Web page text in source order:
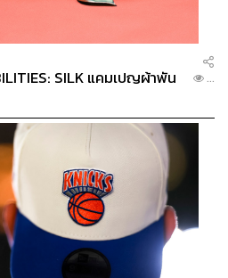
สบการณ์แปลกใหม่ แนะให้มา
DID – Dine in the Dark
มนูวาเลนไทน์ในความมืด เหมาะ
ษในการลิ้มรสอาหารหากไม่เคย
ย้ายร่างมานั่งชิลล์ฟังดนตรีสดต่อ
รือ Bar Su ที่มีแชร์ริ่งแพลตเตอร์
ยนโคลด์คัตให้ได้เลือกรับ
มสามารถสั่งพร้อมแชมเปญ
Dark โรงแรม Sheraton Grande
เทพฯ
2 ท่าน สำหรับ DID โทร. 0 2649
SILK แคมเปญผ้าพัน
...